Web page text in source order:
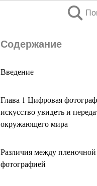
Содержание
Введение
Глава 1 Цифровая
искусство увидеть и
окружающего мира
Различия между
фотографией